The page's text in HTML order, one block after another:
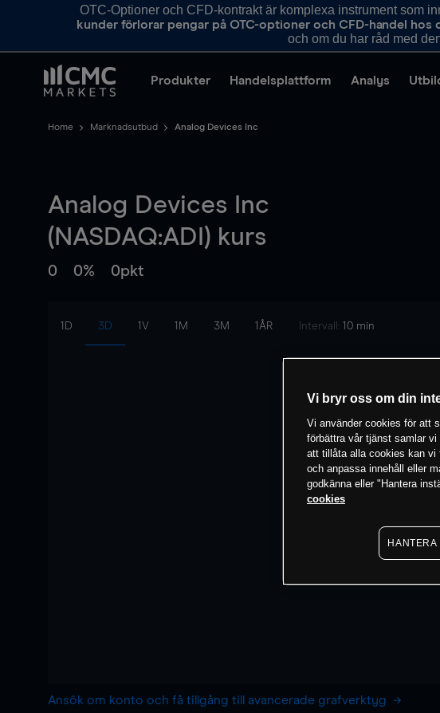
OTC-Optioner och CFD-kontrakt är komplexa instrument som
kunder förlorar pengar på OTC-optioner och CFD-handel hos
och om du har råd med
Produkter Handelsplattform Analys
Home Marknadsutbud Analog Devices Inc
Analog Devices Inc
(NASDAQ:ADI) kurs
0 0% 0pkt
1D 3D 1V 1M 3M 1ÅR Intervall: 10 min
Ansök om konto och få tillgång till avancerade grafverktyg
Vi bryr oss om din
Vi använder cookies för att
förbättra vår tjänst samlar
att tillåta alla cookies kan vi
och anpassa innehåll eller
godkänna eller "Hantera
cookies